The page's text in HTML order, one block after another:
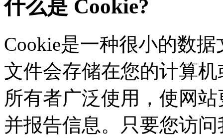
什么是 Cookie?
Cookie是一种很小的数据文
文件会存储在您的计算
所有者广泛使用，使网
并报告信息。只要您访问